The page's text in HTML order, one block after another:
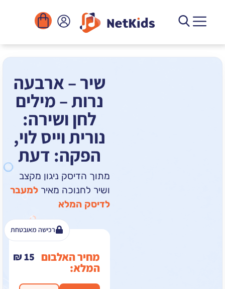
שיר – ארבעה
נרות – מילים
לחן ושירה:
נורית וייס לוי,
הפקה: דעת
מתוך הדיסק ניגון מקצב
ושיר לחנוכה מאירלמעבר
לדיסק המלא
מחיר האלבום ₪15
רכישה מאובטחת